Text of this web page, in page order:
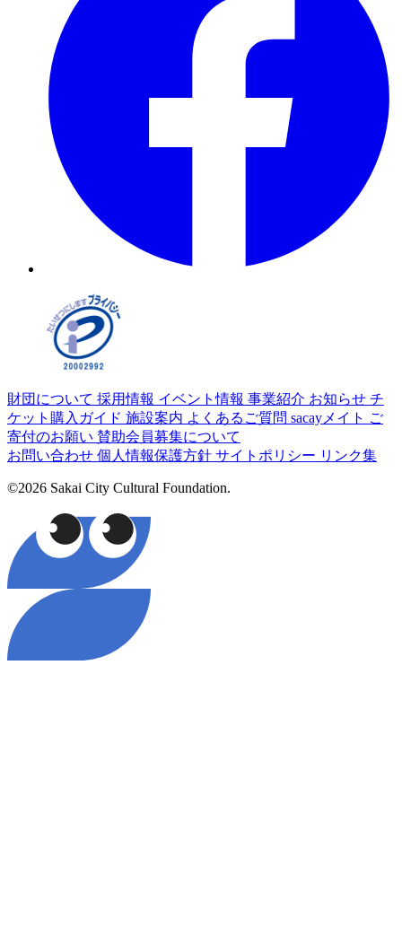
財団について 採用情報 イベント情報 事業紹介 お知らせ チ
ケット購入ガイド 施設案内 よくあるご質問 sacayメイト ご
寄付のお願い 賛助会員募集について
お問い合わせ 個人情報保護方針 サイトポリシー リンク集
©2026 Sakai City Cultural Foundation.